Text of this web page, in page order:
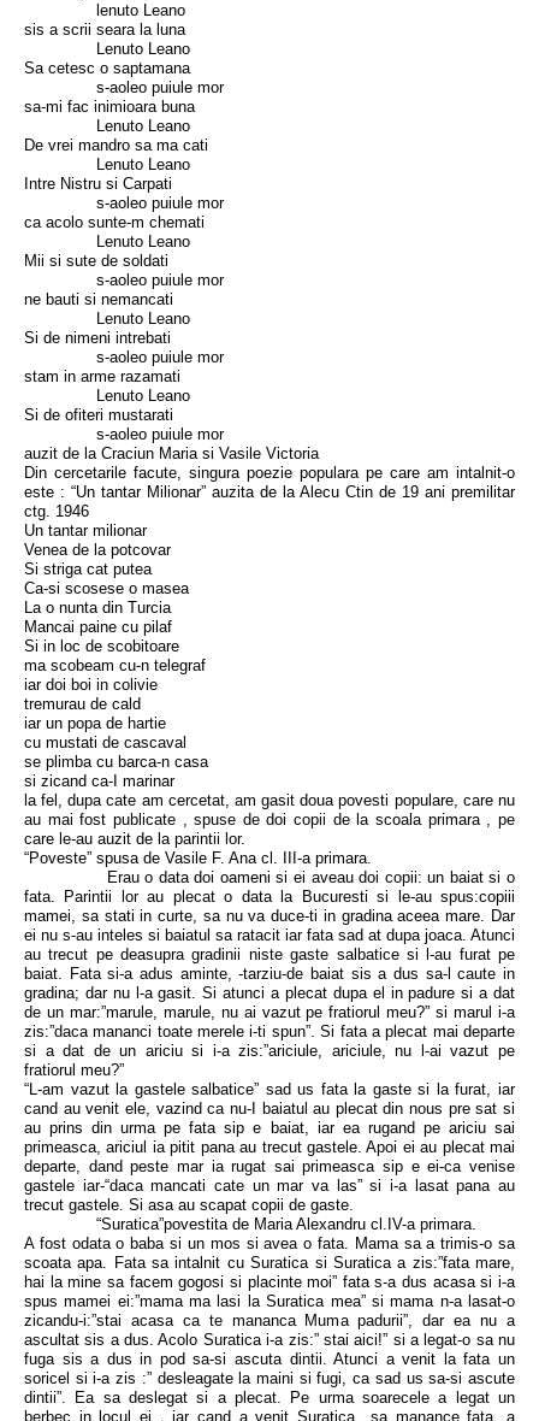
lenuto Leano
sis a scrii seara la luna
Lenuto Leano
Sa cetesc o saptamana
s-aoleo puiule mor
sa-mi fac inimioara buna
Lenuto Leano
De vrei mandro sa ma cati
Lenuto Leano
Intre Nistru si Carpati
s-aoleo puiule mor
ca acolo sunte-m chemati
Lenuto Leano
Mii si sute de soldati
s-aoleo puiule mor
ne bauti si nemancati
Lenuto Leano
Si de nimeni intrebati
s-aoleo puiule mor
stam in arme razamati
Lenuto Leano
Si de ofiteri mustarati
s-aoleo puiule mor
auzit de la Craciun Maria si Vasile Victoria
Din cercetarile facute, singura poezie populara pe care am intalnit-o
este : “Un tantar Milionar” auzita de la Alecu Ctin de 19 ani premilitar
ctg. 1946
Un tantar milionar
Venea de la potcovar
Si striga cat putea
Ca-si scosese o masea
La o nunta din Turcia
Mancai paine cu pilaf
Si in loc de scobitoare
ma scobeam cu-n telegraf
iar doi boi in colivie
tremurau de cald
iar un popa de hartie
cu mustati de cascaval
se plimba cu barca-n casa
si zicand ca-I marinar
la fel, dupa cate am cercetat, am gasit doua povesti populare, care nu
au mai fost publicate , spuse de doi copii de la scoala primara , pe
care le-au auzit de la parintii lor.
“Poveste” spusa de Vasile F. Ana cl. III-a primara.
Erau o data doi oameni si ei aveau doi copii: un baiat si o
fata. Parintii lor au plecat o data la Bucuresti si le-au spus:copiii
mamei, sa stati in curte, sa nu va duce-ti in gradina aceea mare. Dar
ei nu s-au inteles si baiatul sa ratacit iar fata sad at dupa joaca. Atunci
au trecut pe deasupra gradinii niste gaste salbatice si l-au furat pe
baiat. Fata si-a adus aminte, -tarziu-de baiat sis a dus sa-l caute in
gradina; dar nu l-a gasit. Si atunci a plecat dupa el in padure si a dat
de un mar:”marule, marule, nu ai vazut pe fratiorul meu?” si marul i-a
zis:”daca mananci toate merele i-ti spun”. Si fata a plecat mai departe
si a dat de un ariciu si i-a zis:”ariciule, ariciule, nu l-ai vazut pe
fratiorul meu?”
“L-am vazut la gastele salbatice” sad us fata la gaste si la furat, iar
cand au venit ele, vazind ca nu-I baiatul au plecat din nous pre sat si
au prins din urma pe fata sip e baiat, iar ea rugand pe ariciu sai
primeasca, ariciul ia pitit pana au trecut gastele. Apoi ei au plecat mai
departe, dand peste mar ia rugat sai primeasca sip e ei-ca venise
gastele iar-“daca mancati cate un mar va las” si i-a lasat pana au
trecut gastele. Si asa au scapat copii de gaste.
“Suratica”povestita de Maria Alexandru cl.IV-a primara.
A fost odata o baba si un mos si avea o fata. Mama sa a trimis-o sa
scoata apa. Fata sa intalnit cu Suratica si Suratica a zis:”fata mare,
hai la mine sa facem gogosi si placinte moi” fata s-a dus acasa si i-a
spus mamei ei:”mama ma lasi la Suratica mea” si mama n-a lasat-o
zicandu-i:”stai acasa ca te mananca Muma padurii”, dar ea nu a
ascultat sis a dus. Acolo Suratica i-a zis:” stai aici!” si a legat-o sa nu
fuga sis a dus in pod sa-si ascuta dintii. Atunci a venit la fata un
soricel si i-a zis :” desleagate la maini si fugi, ca sad us sa-si ascute
dintii”. Ea sa deslegat si a plecat. Pe urma soarecele a legat un
berbec in locul ei , iar cand a venit Suratica sa manance fata, a